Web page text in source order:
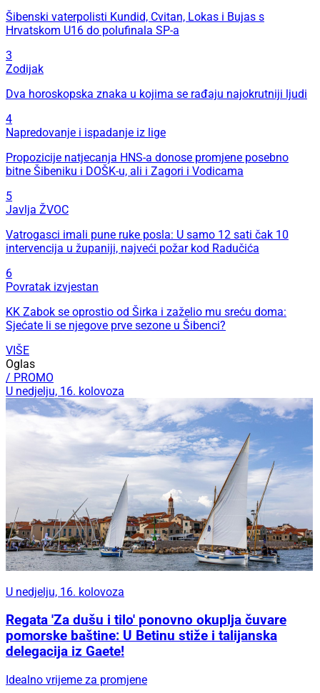
Šibenski vaterpolisti Kundid, Cvitan, Lokas i Bujas s
Hrvatskom U16 do polufinala SP-a
3
Zodijak
Dva horoskopska znaka u kojima se rađaju najokrutniji ljudi
4
Napredovanje i ispadanje iz lige
Propozicije natjecanja HNS-a donose promjene posebno
bitne Šibeniku i DOŠK-u, ali i Zagori i Vodicama
5
Javlja ŽVOC
Vatrogasci imali pune ruke posla: U samo 12 sati čak 10
intervencija u županiji, najveći požar kod Radučića
6
Povratak izvjestan
KK Zabok se oprostio od Širka i zaželio mu sreću doma:
Sjećate li se njegove prve sezone u Šibenci?
VIŠE
Oglas
/ PROMO
U nedjelju, 16. kolovoza
U nedjelju, 16. kolovoza
Regata 'Za dušu i tilo' ponovno okuplja čuvare
pomorske baštine: U Betinu stiže i talijanska
delegacija iz Gaete!
Idealno vrijeme za promjene